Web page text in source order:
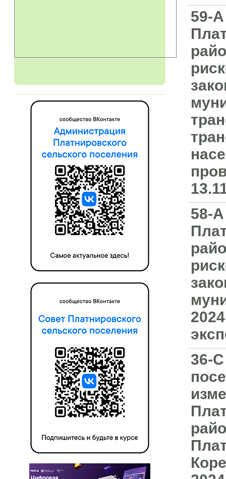
59-
58-
36-